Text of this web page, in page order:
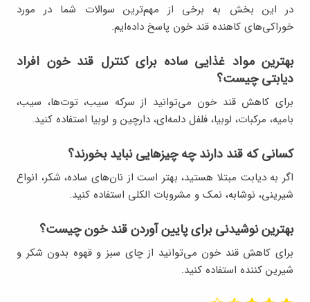
در این بخش به برخی از مهم‌ترین سوالات شما در مورد
خوراکی‌های کاهنده قند خون پاسخ داده‌ایم.
بهترین مواد غذایی ساده برای کنترل قند خون افراد
دیابتی چیست؟
برای کاهش قند خون می‌توانید از سرکه سیب، توت‌ها، سیب،
بامیه، مرکبات، لوبیا، فلفل دلمه‌ای، دارچین و لوبیا استفاده کنید.
کسانی که قند دارند چه چیزهایی نباید بخورند؟
اگر به دیابت مبتلا هستید، بهتر است از نان‌های ساده، شکر، انواع
شیرینی، نوشابه، نمک و مشروبات الکلی استفاده کنید.
بهترین نوشیدنی برای پایین آوردن قند خون چیست؟
برای کاهش قند خون می‌توانید از چای سبز و قهوه بدون شکر و
شیرین کننده استفاده کنید.